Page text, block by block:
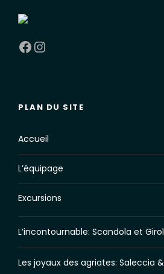
Facebook Instagram
PLAN DU SITE
Accueil
L’équipage
Excursions
L’incontournable: Scandola et
Les joyaux des agriates: Saleccia